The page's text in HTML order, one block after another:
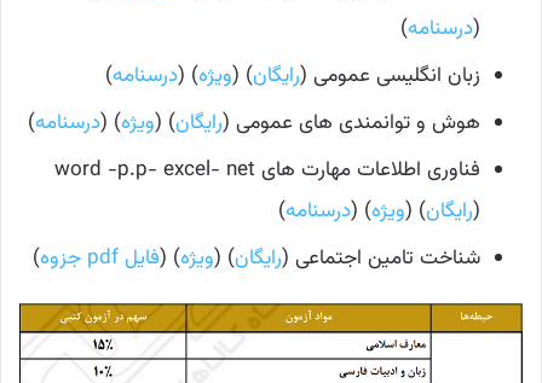
(درسنامه)
زبان انگلیسی عمومی (رایگان) (ویژه) (درسنامه)
هوش و توانمندی های عمومی (رایگان) (ویژه) (درسنامه)
فناوری اطلاعات مهارت های word -p.p- excel- net
(رایگان) (ویژه) (درسنامه)
شناخت تامین اجتماعی (رایگان) (ویژه) (فایل pdf جزوه )